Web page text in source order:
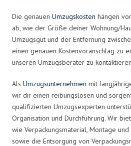
Die genauen Umzugskosten hängen
ab, wie der Größe deiner Wohnung/
Umzugsgut und der Entfernung
einen genauen Kostenvoranschlag zu
unseren Umzugsberater zu
Als Umzugsunternehmen mit
wir dir einen reibungslosen und
qualifizierten Umzugsexperten
Organisation und Durchführung. Wir
wie Verpackungsmaterial, Montage
sowie die Entsorgung von